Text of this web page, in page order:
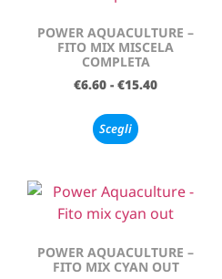
POWER AQUACULTURE –
FITO MIX MISCELA
COMPLETA
€6.60 - €15.40
Scegli
POWER AQUACULTURE –
FITO MIX CYAN OUT